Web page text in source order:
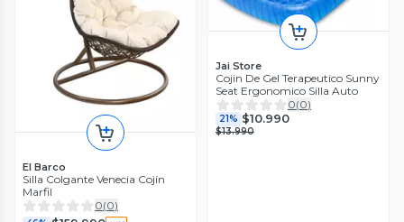
El Barco
Silla Colgante Venecia Cojín
Marfil
0(0)
Jai Store
Cojin De Gel Terapeutico Sunny
Seat Ergonomico Silla Auto
0(0)
21% $10.990
$13.990